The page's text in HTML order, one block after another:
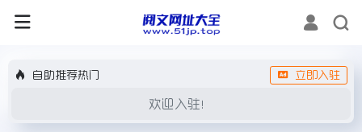
自助推荐热门 立即入驻
欢迎入驻！